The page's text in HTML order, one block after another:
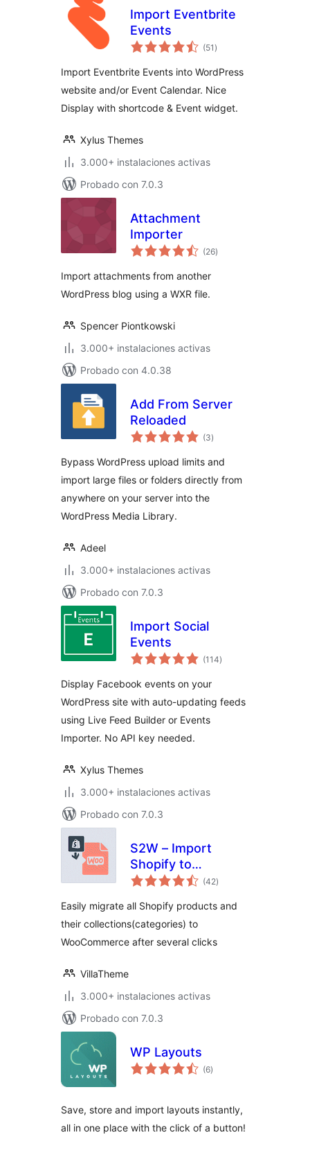
Import Eventbrite
Events
(51 total
de
)
Import Eventbrite Events into WordPress
website and/or Event Calendar. Nice
Display with shortcode & Event widget.
Xylus Themes
3.000+ instalaciones activas
Probado con 7.0.3
Attachment
Importer
(26total
de
)
Import attachments from another
WordPress blog using a WXR file.
Spencer Piontkowski
3.000+ instalaciones activas
Probado con 4.0.38
Add From Server
Reloaded
(3total
de
)
Bypass WordPress upload limits and
import large files or folders directly from
anywhere on your server into the
WordPress Media Library.
Adeel
3.000+ instalaciones activas
Probado con 7.0.3
Import Social
Events
(114total
de
)
Display Facebook events on your
WordPress site with auto-updating feeds
using Live Feed Builder or Events
Importer. No API key needed.
Xylus Themes
3.000+ instalaciones activas
Probado con 7.0.3
S2W – Import
Shopify to
WooCommerce
(42total
de
)
Easily migrate all Shopify products and
their collections(categories) to
WooCommerce after several clicks
VillaTheme
3.000+ instalaciones activas
Probado con 7.0.3
WP Layouts
(6total
de
)
Save, store and import layouts instantly,
all in one place with the click of a button!